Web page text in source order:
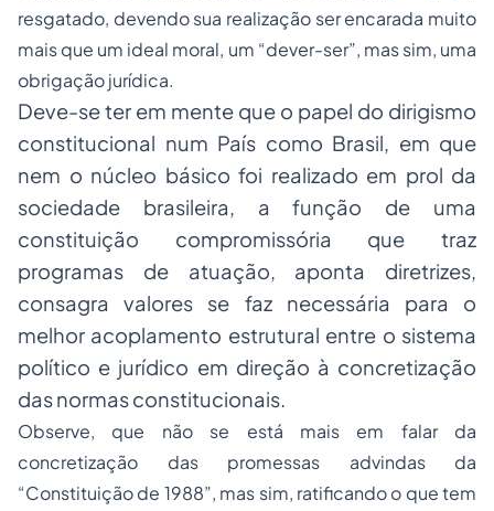
resgatado, devendo sua realização ser encarada muito
mais que um ideal moral, um “dever-ser”, mas sim, uma
obrigação jurídica.
Deve-se ter em mente que o papel do dirigismo
constitucional num País como Brasil, em que
nem o núcleo básico foi realizado em prol da
sociedade brasileira, a função de uma
constituição compromissória que traz
programas de atuação, aponta diretrizes,
consagra valores se faz necessária para o
melhor acoplamento estrutural entre o sistema
político e jurídico em direção à concretização
das normas constitucionais.
Observe, que não se está mais em falar da
concretização das promessas advindas da
“Constituição de 1988”, mas sim, ratificando o que tem